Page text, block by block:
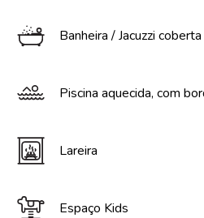
Banheira / Jacuzzi coberta
Piscina aquecida, com
Lareira
Espaço Kids